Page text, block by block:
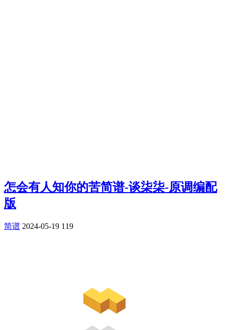
怎会有人知你的苦简谱-谈柒柒-原调编配
版
简谱 2024-05-19 119